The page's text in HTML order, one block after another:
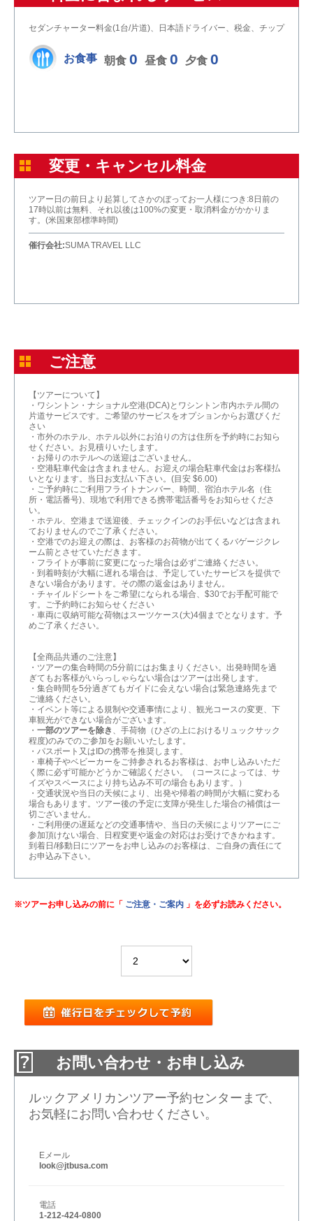
セダンチャーター料金(1台/片道)、日本語ドライバー、税金、チップ
お食事 朝食 0 昼食 0 夕食 0
変更・キャンセル料金
ツアー日の前日より起算してさかのぼってお一人様につき:8日前の
17時以前は無料、それ以後は100%の変更・取消料金がかかりま
す。(米国東部標準時間)
催行会社:SUMA TRAVEL LLC
ご注意
【ツアーについて】
・ワシントン・ナショナル空港(DCA)とワシントン市内ホテル間の
片道サービスです。ご希望のサービスをオプションからお選びくだ
さい
・市外のホテル、ホテル以外にお泊りの方は住所を予約時にお知ら
せください。お見積りいたします。
・お帰りのホテルへの送迎はございません。
・空港駐車代金は含まれません。お迎えの場合駐車代金はお客様払
いとなります。当日お支払い下さい。(目安 $6.00)
・ご予約時にご利用フライトナンバー、時間、宿泊ホテル名（住
所・電話番号)、現地で利用できる携帯電話番号をお知らせくださ
い。
・ホテル、空港まで送迎後、チェックインのお手伝いなどは含まれ
ておりませんのでご了承ください。
・空港でのお迎えの際は、お客様のお荷物が出てくるバゲージクレ
ーム前とさせていただきます。
・フライトが事前に変更になった場合は必ずご連絡ください。
・到着時刻が大幅に遅れる場合は、予定していたサービスを提供で
きない場合があります。その際の返金はありません。
・チャイルドシートをご希望になられる場合、$30でお手配可能で
す。ご予約時にお知らせください
・車両に収納可能な荷物はスーツケース(大)4個までとなります。予
めご了承ください。
【全商品共通のご注意】
・ツアーの集合時間の5分前にはお集まりください。出発時間を過
ぎてもお客様がいらっしゃらない場合はツアーは出発します。
・集合時間を5分過ぎてもガイドに会えない場合は緊急連絡先まで
ご連絡ください。
・イベント等による規制や交通事情により、観光コースの変更、下
車観光ができない場合がございます。
・ 一部のツアーを除き 、手荷物（ひざの上におけるリュックサック
程度)のみでのご参加をお願いいたします。
・パスポート又はIDの携帯を推奨します。
・車椅子やベビーカーをご持参されるお客様は、お申し込みいただ
く際に必ず可能かどうかご確認ください。（コースによっては、サ
イズやスペースにより持ち込み不可の場合もあります。）
・交通状況や当日の天候により、出発や帰着の時間が大幅に変わる
場合もあります。ツアー後の予定に支障が発生した場合の補償は一
切ございません。
・ご利用便の遅延などの交通事情や、当日の天候によりツアーにご
参加頂けない場合、日程変更や返金の対応はお受けできかねます。
到着日/移動日にツアーをお申し込みのお客様は、ご自身の責任にて
お申込み下さい。
※ツアーお申し込みの前に「 ご注意・ご案内 」を必ずお読みください。
お問い合わせ・お申し込み
ルックアメリカンツアー予約センターまで、
お気軽にお問い合わせください。
Eメール
look@jtbusa.com
電話
1-212-424-0800